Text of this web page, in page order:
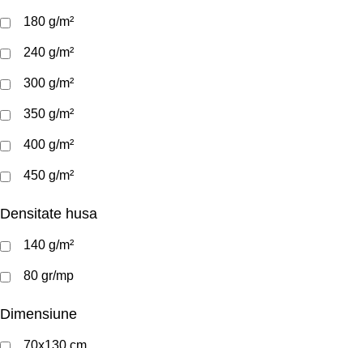
180 g/m²
240 g/m²
300 g/m²
350 g/m²
400 g/m²
450 g/m²
Densitate husa
140 g/m²
80 gr/mp
Dimensiune
70x130 cm